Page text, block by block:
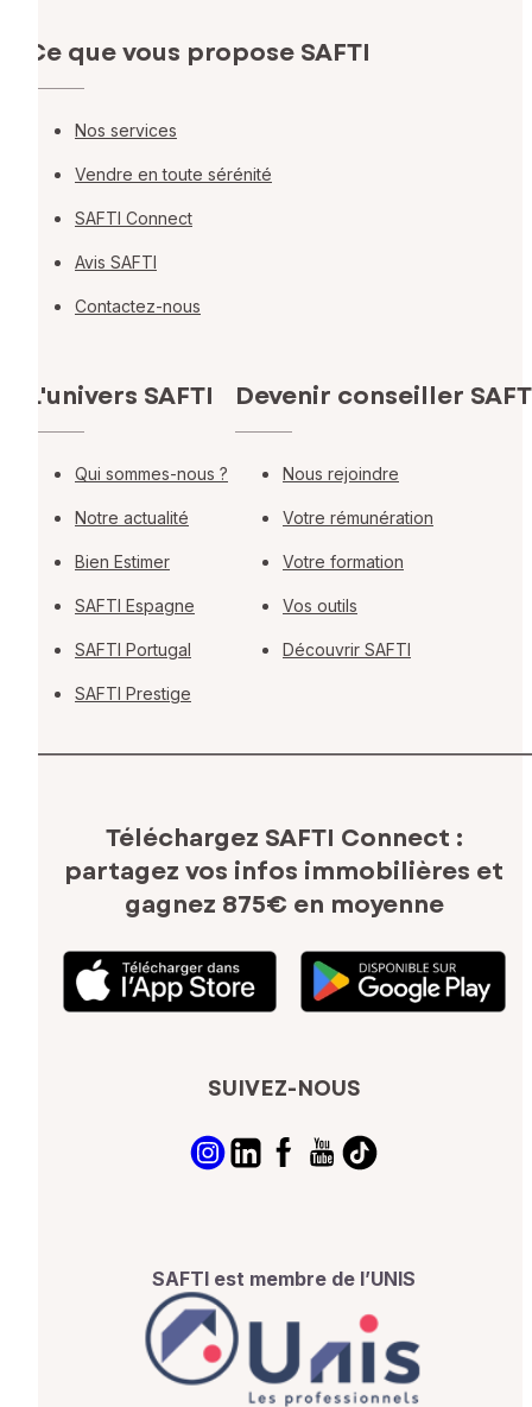
Ce que vous propose SAFTI
Nos services
Vendre en toute sérénité
SAFTI Connect
Avis SAFTI
Contactez-nous
L'univers SAFTI
Qui sommes-nous ?
Notre actualité
Bien Estimer
SAFTI Espagne
SAFTI Portugal
SAFTI Prestige
Devenir conseiller
Nous rejoindre
Votre rémunération
Votre formation
Vos outils
Découvrir SAFTI
Téléchargez SAFTI Connect :
partagez vos infos immobilières et
gagnez 875€ en moyenne
SUIVEZ-NOUS
SAFTI est membre de l’UNIS